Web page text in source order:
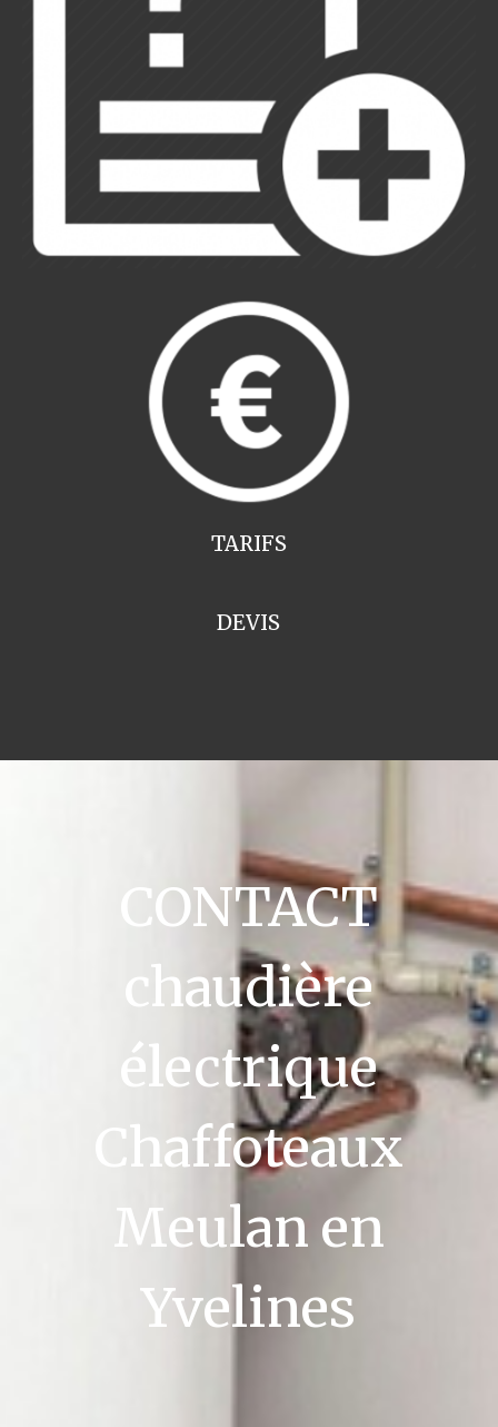
TARIFS
DEVIS
CONTACT
chaudière
électrique
Chaffoteaux
Meulan en
Yvelines